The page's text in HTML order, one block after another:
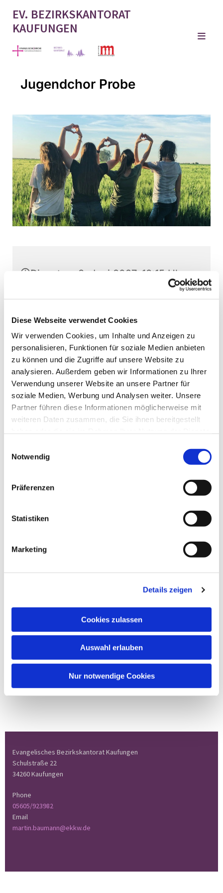
Diese Webseite verwendet Cookies
Wir verwenden Cookies, um Inhalte und Anzeigen zu
personalisieren, Funktionen für soziale Medien anbieten
zu können und die Zugriffe auf unsere Website zu
analysieren. Außerdem geben wir Informationen zu Ihrer
Verwendung unserer Website an unsere Partner für
soziale Medien, Werbung und Analysen weiter. Unsere
Partner führen diese Informationen möglicherweise mit
weiteren Daten zusammen, die Sie ihnen bereitgestellt
Notwendig
Präferenzen
Statistiken
Marketing
Details zeigen
Cookies zulassen
Auswahl erlauben
Nur notwendige Cookies
EV. BEZIRKSKANTORAT
KAUFUNGEN
Jugendchor Probe
Dienstag, 8. Juni 2027, 18:15 Uhr
Stephanushaus Oberkaufungen,
Schulstr. 22, 34260 Kaufungen
Jugendchor Kaufungen, Martin
Baumann (Leitung)
Interessierte Jugendliche können jederzeit -
außer direkt vor Aufführungen - bei den
Chorproben schnuppern. Bitte vorher Kontakt
Chormitglieder informieren sich bitte anhand
andere Räume verlegte Proben.
Evangelisches Bezirkskantorat Kaufungen
Schulstraße 22
34260 Kaufungen
Phone
05605/923982
Email
martin.baumann@ekkw.de